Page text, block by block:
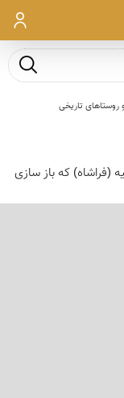
ورود
جست و
روستاهای تاریخی
(فراشاه) که باز سازی